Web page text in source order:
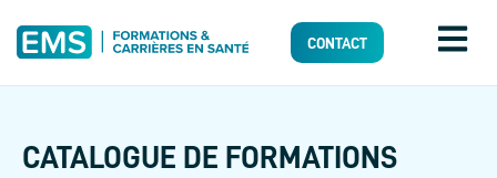
CONTACT
CATALOGUE DE FORMATIONS